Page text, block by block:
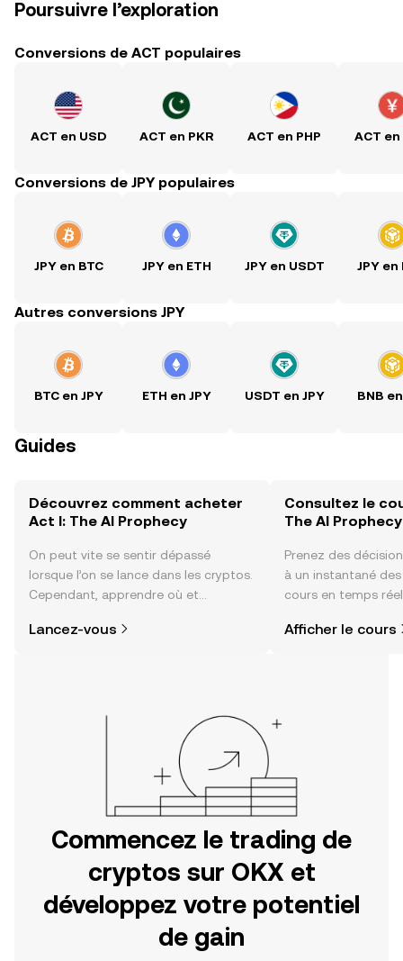
Poursuivre l’exploration
Conversions de ACT populaires
ACT en USD ACT en PKR ACT en PHP ACT en
Conversions de JPY populaires
JPY en BTC JPY en ETH JPY en USDT JPY en
Autres conversions JPY
BTC en JPY ETH en JPY USDT en JPY BNB
Guides
Découvrez comment acheter
Act I: The AI Prophecy
On peut vite se sentir dépassé
lorsque l’on se lance dans les cryptos.
Cependant, apprendre où et
plus simple que vous ne l’imaginez.
Lancez-vous
Consultez le
The AI Prophecy
Prenez des
à un instantané
cours en temps
communauté, des
Afficher le cours
Commencez le trading de
cryptos sur OKX et
développez votre potentiel
de gain